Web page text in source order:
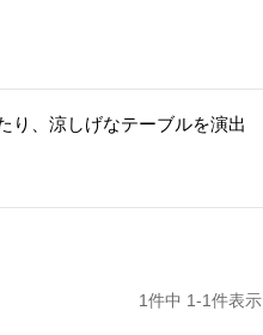
り、涼しげなテーブルを演出
1件中 1-1件表示